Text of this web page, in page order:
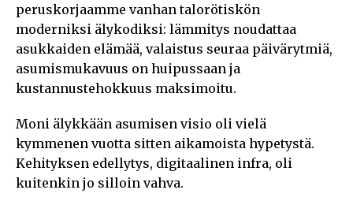
peruskorjaamme vanhan talorötiskön
moderniksi älykodiksi: lämmitys noudattaa
asukkaiden elämää, valaistus seuraa päivärytmiä,
asumismukavuus on huipussaan ja
kustannustehokkuus maksimoitu.
Moni älykkään asumisen visio oli vielä
kymmenen vuotta sitten aikamoista hypetystä.
Kehityksen edellytys, digitaalinen infra, oli
kuitenkin jo silloin vahva.